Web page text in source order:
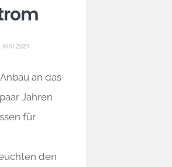
MAI 2024
an das
Jahren
für
den